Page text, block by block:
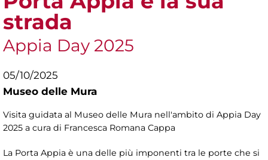
strada
Appia Day 2025
05/10/2025
Museo delle Mura
Visita guidata al Museo delle Mura nell'ambito di Appia Day
2025 a cura di Francesca Romana Cappa
La Porta Appia è una delle più imponenti tra le porte che si